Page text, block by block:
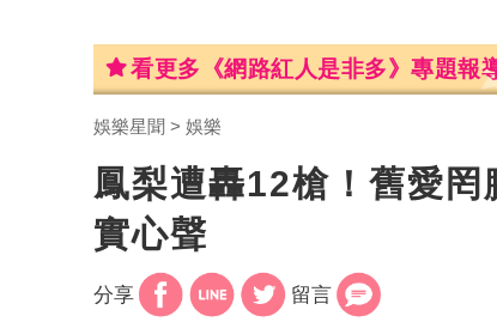
看更多《網路紅人是非多》專題報
娛樂星聞 娛樂
鳳梨遭轟12槍！舊愛
實心聲
分享 留言